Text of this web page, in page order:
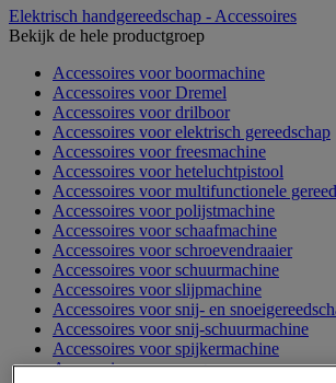
Elektrisch handgereedschap - Accessoires
Bekijk de hele productgroep
Accessoires voor boormachine
Accessoires voor Dremel
Accessoires voor drilboor
Accessoires voor elektrisch gereedschap
Accessoires voor freesmachine
Accessoires voor heteluchtpistool
Accessoires voor multifunctionele
Accessoires voor polijstmachine
Accessoires voor schaafmachine
Accessoires voor schroevendraaier
Accessoires voor schuurmachine
Accessoires voor slijpmachine
Accessoires voor snij- en
Accessoires voor snij-schuurmachine
Accessoires voor spijkermachine
Accessoires voor zaag